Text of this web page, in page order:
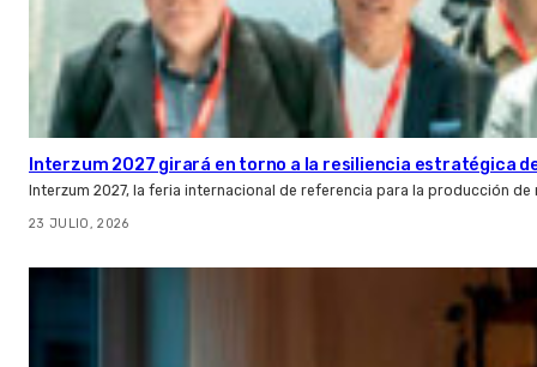
Interzum 2027 girará en torno a la resiliencia estratégica
Interzum 2027, la feria internacional de referencia para la producción
23 JULIO, 2026